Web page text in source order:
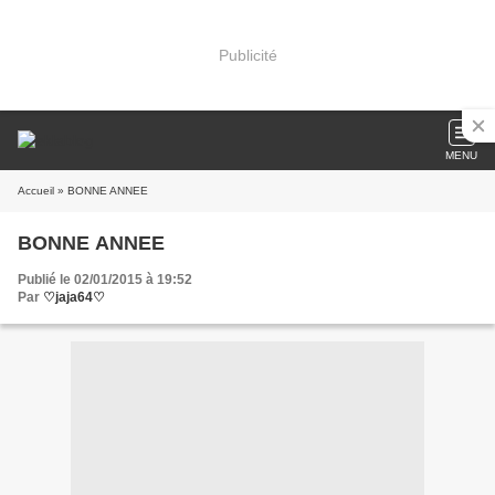
Publicité
MENU
Accueil » BONNE ANNEE
BONNE ANNEE
Publié le 02/01/2015 à 19:52
Par ♡jaja64♡